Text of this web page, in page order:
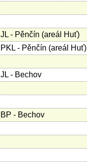
JL - Pěnčín (areál Huť)
PKL - Pěnčín (areál Huť)
JL - Bechov
BP - Bechov